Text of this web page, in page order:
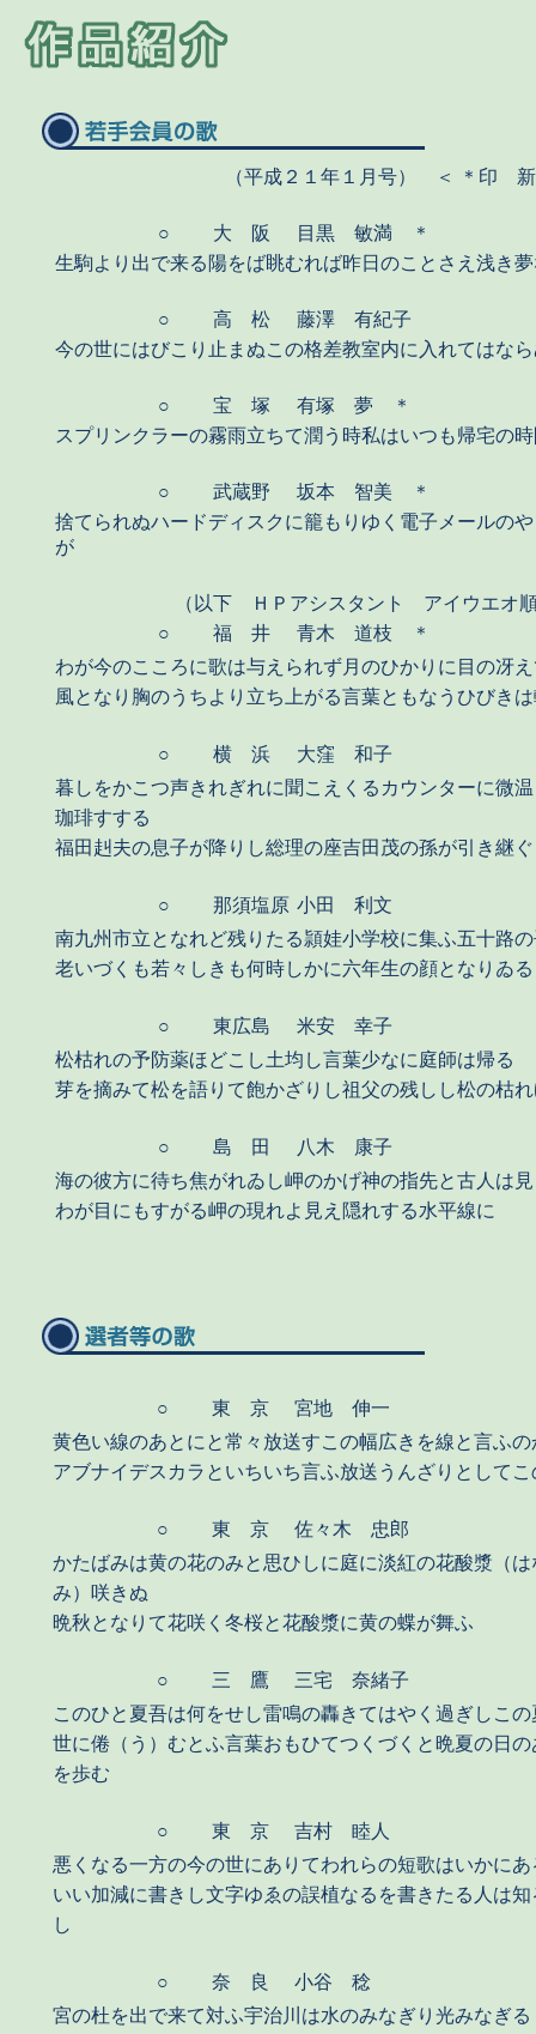
（平成２１年１月号） ＜ ＊印
○ 大 阪
目黒 敏満 ＊
生駒より出で来る陽をば眺むれば昨日のことさえ浅き
○ 高 松
藤澤 有紀子
今の世にはびこり止まぬこの格差教室内に入れてはな
○ 宝 塚
有塚 夢 ＊
スプリンクラーの霧雨立ちて潤う時私はいつも帰宅の
○ 武蔵野
坂本 智美 ＊
捨てられぬハードディスクに籠もりゆく電子メールの
が
（以下 ＨＰアシスタント アイウエオ
○
福 井
青木 道枝 ＊
わが今のこころに歌は与えられず月のひかりに目の冴
風となり胸のうちより立ち上がる言葉ともなうひびき
○ 横 浜
大窪 和子
暮しをかこつ声きれぎれに聞こえくるカウンターに微
珈琲すする
福田赳夫の息子が降りし総理の座吉田茂の孫が引き継ぐ
○ 那須塩原 小田 利文
南九州市立となれど残りたる頴娃小学校に集ふ五十路
老いづくも若々しきも何時しかに六年生の顔となりゐる
○ 東広島
米安 幸子
松枯れの予防薬ほどこし土均し言葉少なに庭師は帰る
芽を摘みて松を語りて飽かざりし祖父の残しし松の枯
○ 島 田
八木 康子
海の彼方に待ち焦がれゐし岬のかげ神の指先と古人は
わが目にもすがる岬の現れよ見え隠れする水平線に
○ 東 京
宮地 伸一
黄色い線のあとにと常々放送すこの幅広きを線と言ふの
アブナイデスカラといちいち言ふ放送うんざりとして
○ 東 京
佐々木 忠郎
かたばみは黄の花のみと思ひしに庭に淡紅の花酸漿（は
み）咲きぬ
晩秋となりて花咲く冬桜と花酸漿に黄の蝶が舞ふ
○ 三 鷹
三宅 奈緒子
このひと夏吾は何をせし雷鳴の轟きてはやく過ぎしこの
世に倦（う）むとふ言葉おもひてつくづくと晩夏の日
を歩む
○ 東 京
吉村 睦人
悪くなる一方の今の世にありてわれらの短歌はいかにあ
いい加減に書きし文字ゆゑの誤植なるを書きたる人は
し
○ 奈 良
小谷 稔
宮の杜を出で来て対ふ宇治川は水のみなぎり光みなぎる